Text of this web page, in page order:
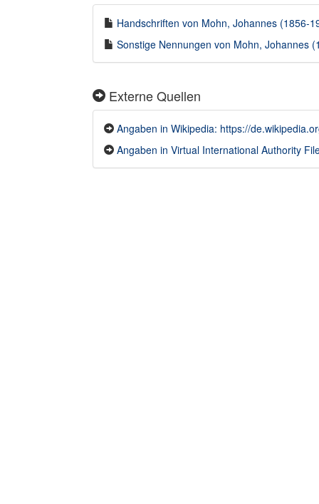
Handschriften von Mohn, Johannes (1856-
Sonstige Nennungen von Mohn, Johannes
Externe Quellen
Angaben in Wikipedia: https://
Angaben in Virtual International Authority